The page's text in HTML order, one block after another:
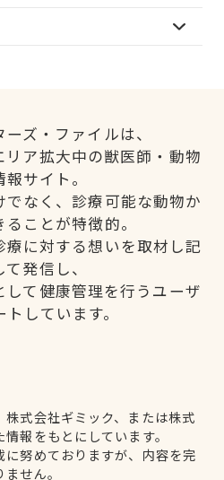
ズ・ファイルは、
ア拡大中の獣医師・動物
サイト。
なく、診療可能な動物か
ことが特徴的。
に対する想いを取材し記
発信し、
て健康管理を行うユーザ
しています。
式会社ギミック、または株式
報をもとにしています。
努めておりますが、内容を完
せん。